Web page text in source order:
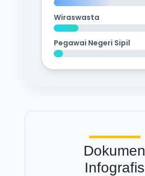
Wiraswasta
Pegawai Negeri Sipil
Dokumen
Infografis